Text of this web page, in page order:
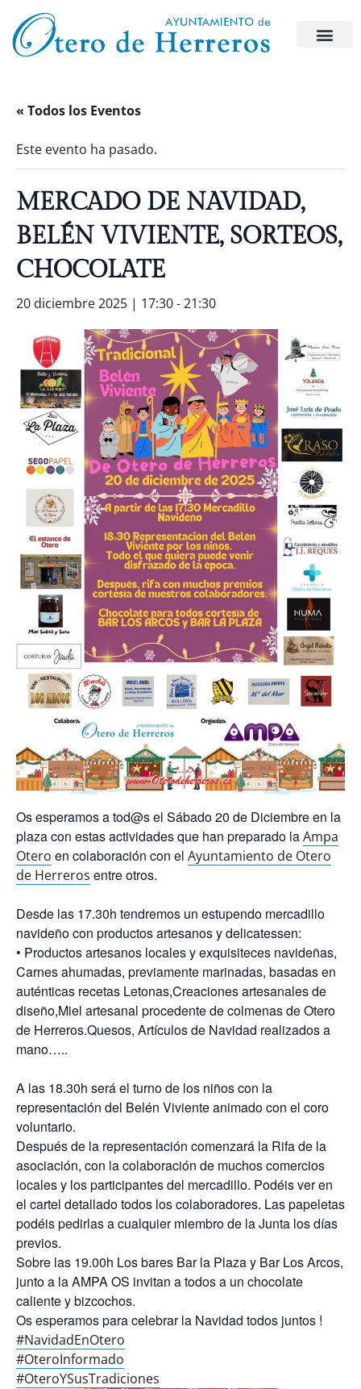
« Todos los Eventos
Este evento ha pasado.
MERCADO DE NAVIDAD,
BELÉN VIVIENTE, SORTEOS,
CHOCOLATE
20 diciembre 2025 | 17:30-21:30
Os esperamos a tod@s el Sábado 20 de Diciembre en la
plaza con estas actividades que han preparado laAmpa
Otero en colaboración con el Ayuntamiento de Otero
de Herreros entre otros.
Desde las 17.30h tendremos un estupendo mercadillo
navideño con productos artesanos y delicatessen:
• Productos artesanos locales y exquisiteces navideñas,
Carnes ahumadas, previamente marinadas, basadas en
auténticas recetas Letonas,Creaciones artesanales de
diseño,Miel artesanal procedente de colmenas de Otero
de Herreros.Quesos, Artículos de Navidad realizados a
mano…..
A las 18.30h será el turno de los niños con la
representación del Belén Viviente animado con el coro
voluntario.
Después de la representación comenzará la Rifa de la
asociación, con la colaboración de muchos comercios
locales y los participantes del mercadillo. Podéis ver en
el cartel detallado todos los colaboradores. Las papeletas
podéis pedirlas a cualquier miembro de la Junta los días
previos.
Sobre las 19.00h Los bares Bar la Plaza y Bar Los Arcos,
junto a la AMPA OS invitan a todos a un chocolate
caliente y bizcochos.
Os esperamos para celebrar la Navidad todos juntos !
#NavidadEnOtero
#OteroInformado
#OteroYSusTradiciones